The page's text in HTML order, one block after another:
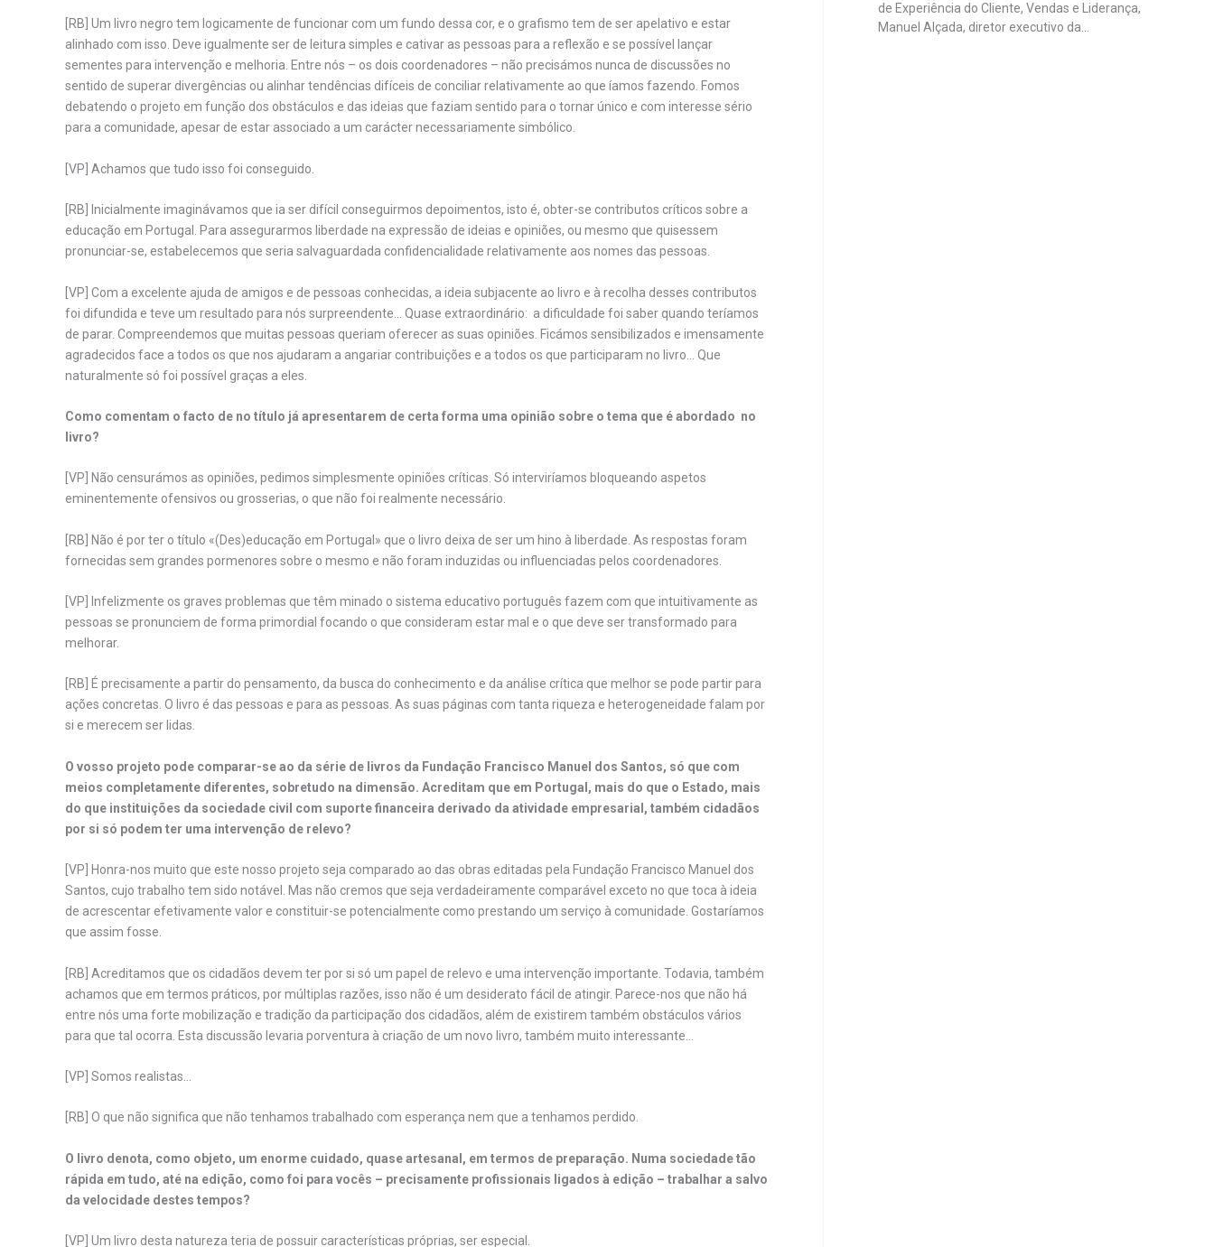
[RB] Um livro negro tem logicamente de funcionar com um fundo dessa cor, e o grafismo tem de ser apelativo e estar
alinhado com isso. Deve igualmente ser de leitura simples e cativar as pessoas para a reflexão e se possível lançar
sementes para intervenção e melhoria. Entre nós – os dois coordenadores – não precisámos nunca de discussões no
sentido de superar divergências ou alinhar tendências difíceis de conciliar relativamente ao que íamos fazendo. Fomos
debatendo o projeto em função dos obstáculos e das ideias que faziam sentido para o tornar único e com interesse sério
para a comunidade, apesar de estar associado a um carácter necessariamente simbólico.
[VP] Achamos que tudo isso foi conseguido.
[RB] Inicialmente imaginávamos que ia ser difícil conseguirmos depoimentos, isto é, obter-se contributos críticos sobre a
educação em Portugal. Para assegurarmos liberdade na expressão de ideias e opiniões, ou mesmo que quisessem
pronunciar-se, estabelecemos que seria salvaguardada confidencialidade relativamente aos nomes das pessoas.
[VP] Com a excelente ajuda de amigos e de pessoas conhecidas, a ideia subjacente ao livro e à recolha desses contributos
foi difundida e teve um resultado para nós surpreendente… Quase extraordinário: a dificuldade foi saber quando teríamos
de parar. Compreendemos que muitas pessoas queriam oferecer as suas opiniões. Ficámos sensibilizados e imensamente
agradecidos face a todos os que nos ajudaram a angariar contribuições e a todos os que participaram no livro… Que
naturalmente só foi possível graças a eles.
Como comentam o facto de no título já apresentarem de certa forma uma opinião sobre o tema que é abordado no
livro?
[VP] Não censurámos as opiniões, pedimos simplesmente opiniões críticas. Só interviríamos bloqueando aspetos
eminentemente ofensivos ou grosserias, o que não foi realmente necessário.
[RB] Não é por ter o título «(Des)educação em Portugal» que o livro deixa de ser um hino à liberdade. As respostas foram
fornecidas sem grandes pormenores sobre o mesmo e não foram induzidas ou influenciadas pelos coordenadores.
[VP] Infelizmente os graves problemas que têm minado o sistema educativo português fazem com que intuitivamente as
pessoas se pronunciem de forma primordial focando o que consideram estar mal e o que deve ser transformado para
melhorar.
[RB] É precisamente a partir do pensamento, da busca do conhecimento e da análise crítica que melhor se pode partir para
ações concretas. O livro é das pessoas e para as pessoas. As suas páginas com tanta riqueza e heterogeneidade falam por
si e merecem ser lidas.
O vosso projeto pode comparar-se ao da série de livros da Fundação Francisco Manuel dos Santos, só que com
meios completamente diferentes, sobretudo na dimensão. Acreditam que em Portugal, mais do que o Estado, mais
do que instituições da sociedade civil com suporte financeira derivado da atividade empresarial, também cidadãos
por si só podem ter uma intervenção de relevo?
[VP] Honra-nos muito que este nosso projeto seja comparado ao das obras editadas pela Fundação Francisco Manuel dos
Santos, cujo trabalho tem sido notável. Mas não cremos que seja verdadeiramente comparável exceto no que toca à ideia
de acrescentar efetivamente valor e constituir-se potencialmente como prestando um serviço à comunidade. Gostaríamos
que assim fosse.
[RB] Acreditamos que os cidadãos devem ter por si só um papel de relevo e uma intervenção importante. Todavia, também
achamos que em termos práticos, por múltiplas razões, isso não é um desiderato fácil de atingir. Parece-nos que não há
entre nós uma forte mobilização e tradição da participação dos cidadãos, além de existirem também obstáculos vários
para que tal ocorra. Esta discussão levaria porventura à criação de um novo livro, também muito interessante…
[VP] Somos realistas…
[RB] O que não significa que não tenhamos trabalhado com esperança nem que a tenhamos perdido.
O livro denota, como objeto, um enorme cuidado, quase artesanal, em termos de preparação. Numa sociedade tão
rápida em tudo, até na edição, como foi para vocês – precisamente profissionais ligados à edição – trabalhar a salvo
da velocidade destes tempos?
[VP] Um livro desta natureza teria de possuir características próprias, ser especial.
de Experiência do Cliente, Vendas e Liderança,
Manuel Alçada, diretor executivo da...